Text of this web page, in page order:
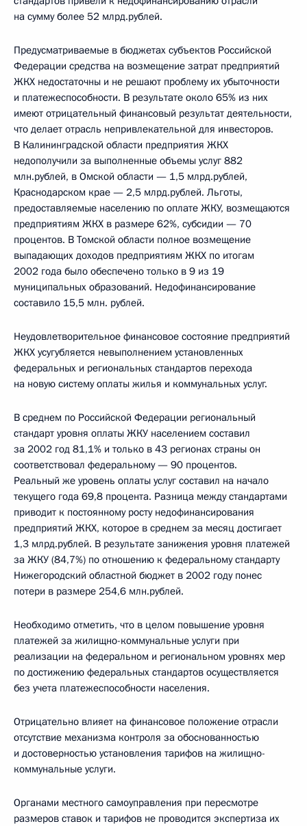
на сумму более 52 млрд.рублей.
Предусматриваемые в бюджетах субъектов Российской
Федерации средства на возмещение затрат предприятий
ЖКХ недостаточны и не решают проблему их убыточности
и платежеспособности. В результате около 65% из них
имеют отрицательный финансовый результат деятельности,
что делает отрасль непривлекательной для инвесторов.
В Калининградской области предприятия ЖКХ
недополучили за выполненные объемы услуг 882
млн.рублей, в Омской области — 1,5 млрд.рублей,
Краснодарском крае — 2,5 млрд.рублей. Льготы,
предоставляемые населению по оплате ЖКУ, возмещаются
предприятиям ЖКХ в размере 62%, субсидии — 70
процентов. В Томской области полное возмещение
выпадающих доходов предприятиям ЖКХ по итогам
2002 года было обеспечено только в 9 из 19
муниципальных образований. Недофинансирование
составило 15,5 млн. рублей.
Неудовлетворительное финансовое состояние предприятий
ЖКХ усугубляется невыполнением установленных
федеральных и региональных стандартов перехода
на новую систему оплаты жилья и коммунальных услуг.
В среднем по Российской Федерации региональный
стандарт уровня оплаты ЖКУ населением составил
за 2002 год 81,1% и только в 43 регионах страны он
соответствовал федеральному — 90 процентов.
Реальный же уровень оплаты услуг составил на начало
текущего года 69,8 процента. Разница между стандартами
приводит к постоянному росту недофинансирования
предприятий ЖКХ, которое в среднем за месяц достигает
1,3 млрд.рублей. В результате занижения уровня платежей
за ЖКУ (84,7%) по отношению к федеральному стандарту
Нижегородский областной бюджет в 2002 году понес
потери в размере 254,6 млн.рублей.
Необходимо отметить, что в целом повышение уровня
платежей за жилищно-коммунальные услуги при
реализации на федеральном и региональном уровнях мер
по достижению федеральных стандартов осуществляется
без учета платежеспособности населения.
Отрицательно влияет на финансовое положение отрасли
отсутствие механизма контроля за обоснованностью
и достоверностью установления тарифов на жилищно-
коммунальные услуги.
Органами местного самоуправления при пересмотре
размеров ставок и тарифов не проводится экспертиза их